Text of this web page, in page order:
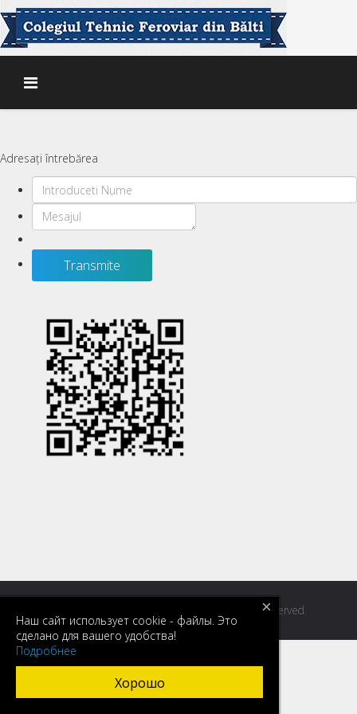
Adresați întrebărea
© 2026 IP Colegiul Tehnic Feroviar din Bălți. All Rights Reserved.
×
Наш сайт использует cookie - файлы. Это
сделано для вашего удобства!
Подробнее
Хорошо